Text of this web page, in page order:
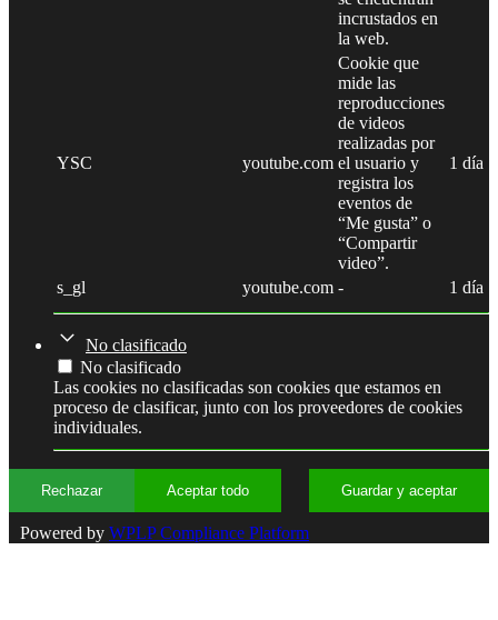
incrustados en
la web.
YSC youtube.com
Cookie que
mide las
reproducciones
de videos
realizadas por
el usuario y
registra los
eventos de
“Me gusta” o
“Compartir
video”.
1 día
s_gl youtube.com - 1 día
No clasificado
No clasificado
Las cookies no clasificadas son cookies que estamos en
proceso de clasificar, junto con los proveedores de cookies
individuales.
Rechazar Aceptar todo Guardar y aceptar
Powered by WPLP Compliance Platform